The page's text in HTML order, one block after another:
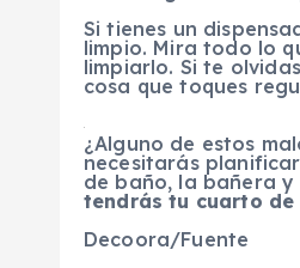
Si tienes un
limpio. Mira todo lo
limpiarlo. Si te
cosa que toques
¿Alguno de estos
necesitarás
de baño, la bañera
tendrás tu cuarto de
Decoora/Fuente